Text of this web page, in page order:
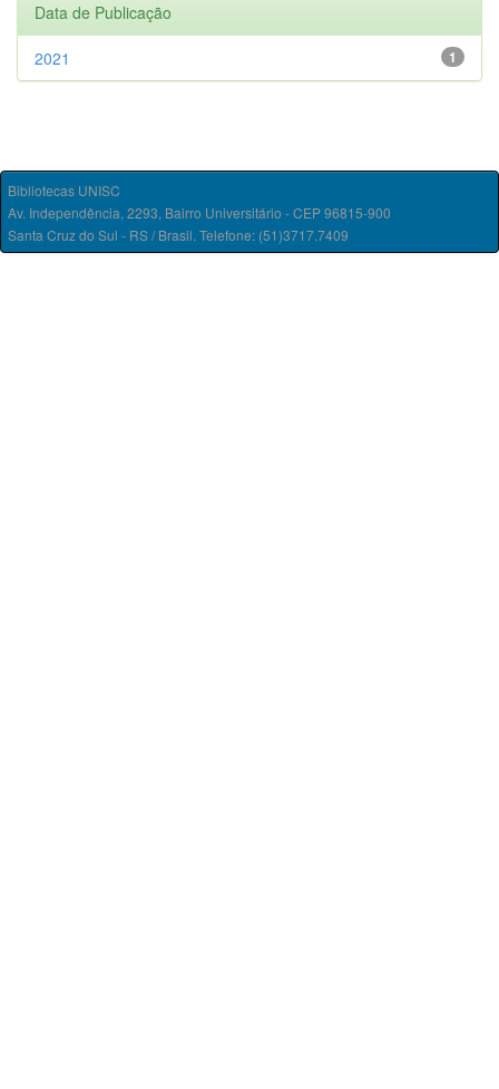
Data de Publicação
1
2021
Bibliotecas UNISC
Av. Independência, 2293, Bairro Universitário - CEP 96815-900
Santa Cruz do Sul - RS / Brasil. Telefone: (51)3717.7409